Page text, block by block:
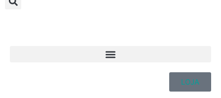
LOJA